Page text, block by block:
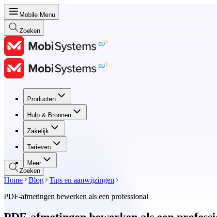
Mobile Menu
Zoeken
Producten
Hulp & Bronnen
Zakelijk
Tarieven
Meer
Producten
Hulp & Bronnen
Zakelijk
Tarieven
Zoeken
Home Blog
Tips en aanwijzingen
PDF-afmetingen bewerken als een professional